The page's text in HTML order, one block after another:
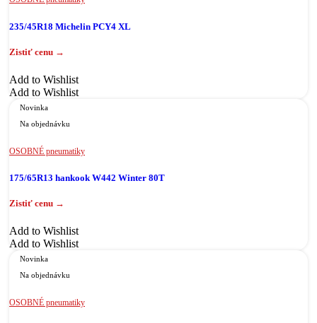
235/45R18 Michelin PCY4 XL
Add to Wishlist
Add to Wishlist
Novinka
Na objednávku
OSOBNÉ pneumatiky
175/65R13 hankook W442 Winter 80T
Add to Wishlist
Add to Wishlist
Novinka
Na objednávku
OSOBNÉ pneumatiky